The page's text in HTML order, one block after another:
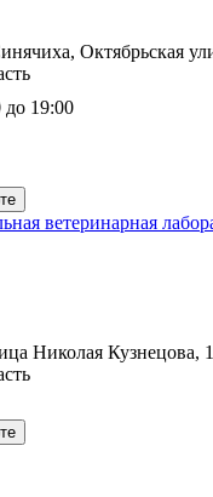
Октябрьская
19:00
ветеринарная
Николая Кузнецова,